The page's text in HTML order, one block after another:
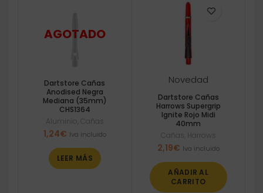
Dartstore Cañas
Anodised Negra
Mediana (35mm)
CHS1364
Aluminio Cañas
1,24€ Iva incluido
LEER MÁS
Novedad
Dartstore Cañas
Harrows Supergrip
Ignite Rojo Midi
40mm
Cañas Harrows
2,19€ Iva incluido
AÑADIR AL
CARRITO